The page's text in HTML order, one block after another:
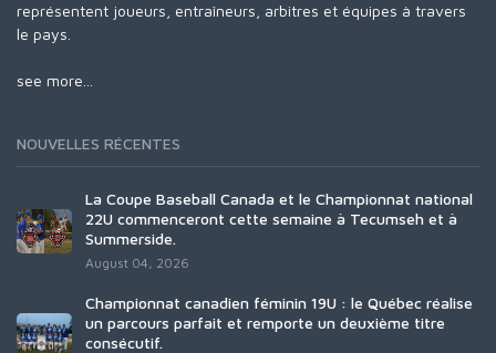
représentent joueurs, entraîneurs, arbitres et équipes à travers
le pays.
see more...
NOUVELLES RÉCENTES
La Coupe Baseball Canada et le Championnat national
22U commenceront cette semaine à Tecumseh et à
Summerside.
August 04, 2026
Championnat canadien féminin 19U : le Québec réalise
un parcours parfait et remporte un deuxième titre
consécutif.